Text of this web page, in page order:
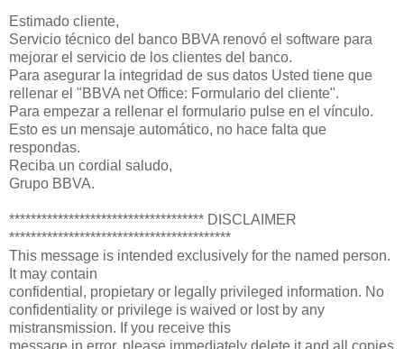
Estimado cliente,
Servicio técnico del banco BBVA renovó el software para
mejorar el servicio de los clientes del banco.
Para asegurar la integridad de sus datos Usted tiene que
rellenar el "BBVA net Office: Formulario del cliente".
Para empezar a rellenar el formulario pulse en el vínculo.
Esto es un mensaje automático, no hace falta que
respondas.
Reciba un cordial saludo,
Grupo BBVA.
************************************ DISCLAIMER
*****************************************
This message is intended exclusively for the named person.
It may contain
confidential, propietary or legally privileged information. No
confidentiality or privilege is waived or lost by any
mistransmission. If you receive this
message in error, please immediately delete it and all copies